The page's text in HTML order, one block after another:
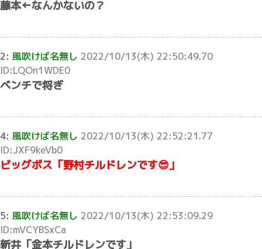
藤本←なんかないの？
2: 風吹けば名無し 2022/10/13(木) 22:50:49.70
ID:LQOn1WDE0
ベンチで将ぎ
4: 風吹けば名無し 2022/10/13(木) 22:52:21.77
ID:JXF9keVb0
ビッグボス「野村チルドレンです😎」
5: 風吹けば名無し 2022/10/13(木) 22:53:09.29
ID:mVCYBSxCa
新井「金本チルドレンです」